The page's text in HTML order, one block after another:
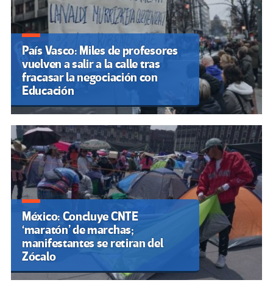
País Vasco: Miles de profesores
vuelven a salir a la calle tras
fracasar la negociación con
Educación
México: Concluye CNTE
‘maratón’ de marchas;
manifestantes se retiran del
Zócalo